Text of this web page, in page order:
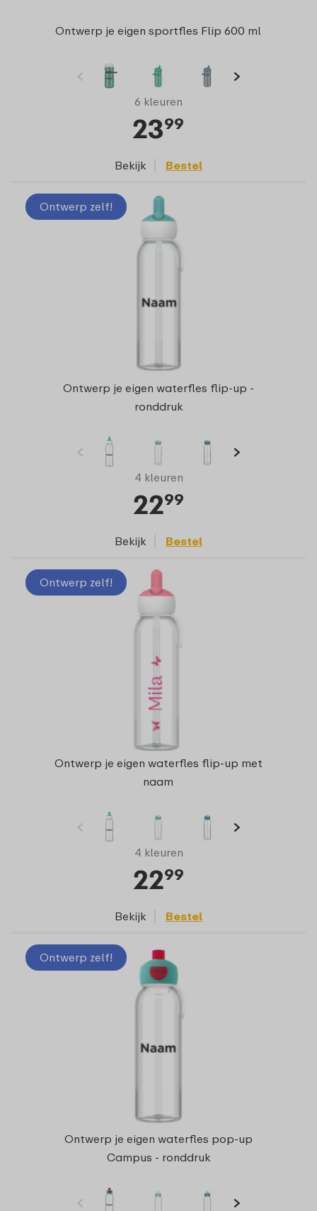
Ontwerp je eigen sportfles Flip 600 ml
6 kleuren
2399
Bekijk Bestel
Ontwerp zelf!
Ontwerp je eigen waterfles flip-up -
ronddruk
4 kleuren
2299
Bekijk Bestel
Ontwerp zelf!
Ontwerp je eigen waterfles flip-up met
naam
4 kleuren
2299
Bekijk Bestel
Ontwerp zelf!
Ontwerp je eigen waterfles pop-up
Campus - ronddruk